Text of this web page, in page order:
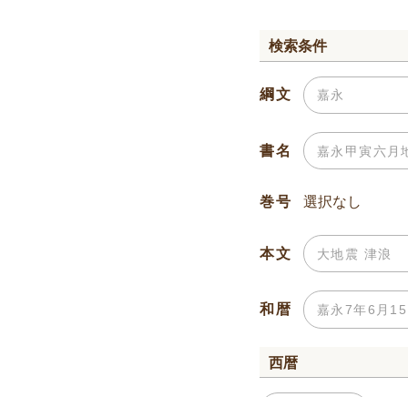
検索条件
綱文
書名
巻号
本文
和暦
西暦